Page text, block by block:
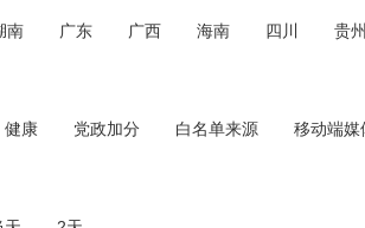
南 广东 广西 海南 四川 贵州
健康 党政加分 白名单来源 移动端媒